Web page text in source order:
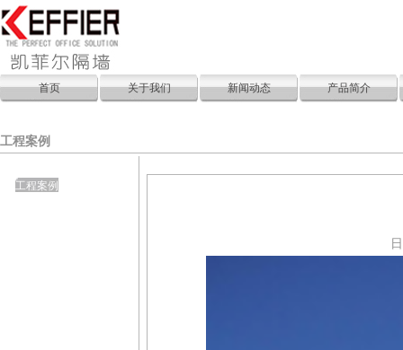
首页 关于我们 新闻动态 产品简介
工程案例
工程案例